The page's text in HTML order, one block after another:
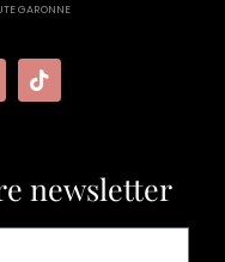
GARONNE
newsletter